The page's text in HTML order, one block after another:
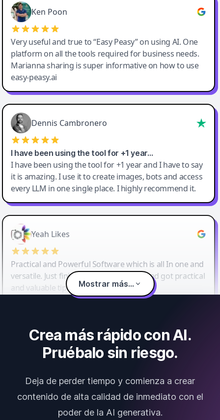
Ken Poon
Very useful and true to “Easy Peasy” on using AI. One
platform on all the tools required for business needs.
Marianna sharing is super informative on how to use
easy-peasy.ai
Dennis Cambronero
I have been using the tool for +1 year…
I have been using the tool for +1 year and I have to say
it is amazing. I use it to create images, bots and access
every LLM in one single place. I highly recommend it.
Yeah Likes
Practical and Powerful Software which is all In one and
versatile. Just finished their workshop and got practical
and valuable tips and tricks.
Mostrar más...
Crea más rápido con AI.
Pruébalo sin riesgo.
Deja de perder tiempo y comienza a crear
contenido de alta calidad de inmediato con el
poder de la AI generativa.